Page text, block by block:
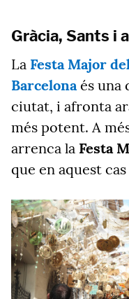
Gràcia, Sants i
La Festa Major
Barcelonaés una
ciutat, i afronta
més potent. A
arrenca la Festa
que en aquest